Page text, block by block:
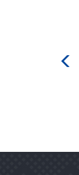
культуры
Российской